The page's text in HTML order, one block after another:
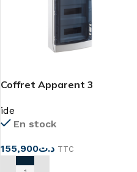
Coffret Apparent 3
ide
En stock
د.ت155,900 TTC